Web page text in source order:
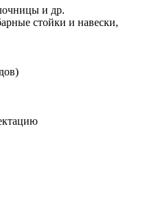
и др.
стойки и навески,